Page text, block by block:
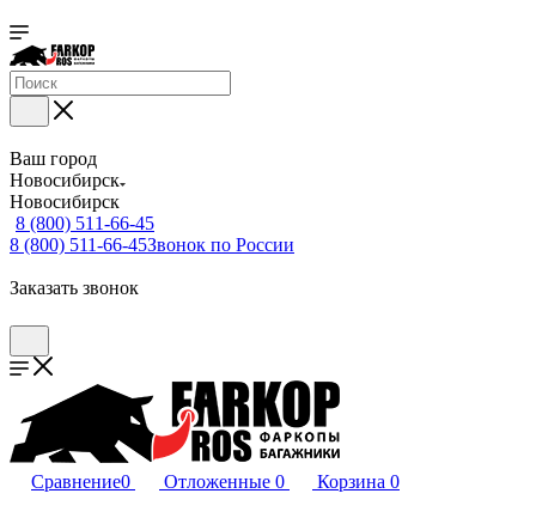
Ваш город
Новосибирск
Новосибирск
8 (800) 511-66-45
8 (800) 511-66-45Звонок по России
Заказать звонок
Сравнение0 Отложенные 0 Корзина 0